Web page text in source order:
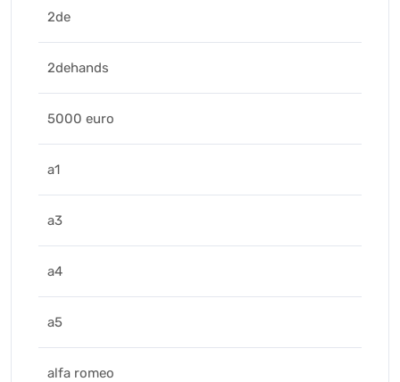
2de
2dehands
5000 euro
a1
a3
a4
a5
alfa romeo